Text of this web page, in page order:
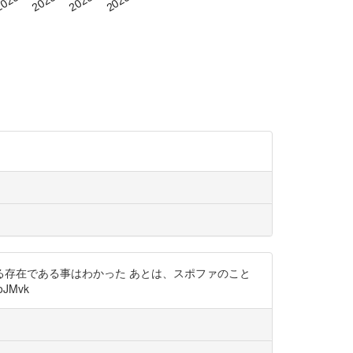
在である事はわかった あとは、スポファのこと